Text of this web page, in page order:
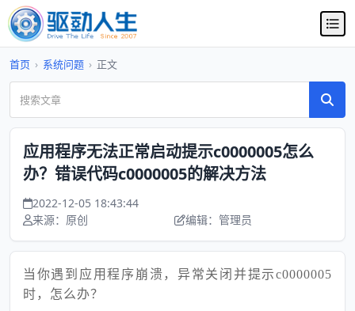
首页 › 系统问题 › 正文
应用程序无法正常启动提示c0000005怎么
办？错误代码c0000005的解决方法
2022-12-05 18:43:44
来源：原创
编辑：管理员
当你遇到应用程序崩溃，异常关闭并提示c0000005
时，怎么办？